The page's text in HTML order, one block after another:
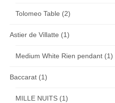
Tolomeo Table (2)
Astier de Villatte (1)
Medium White Rien pendant (1)
Baccarat (1)
MILLE NUITS (1)